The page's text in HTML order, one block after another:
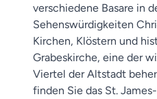
verschiedene Basare in
Sehenswürdigkeiten
Kirchen, Klöstern und
Grabeskirche, eine der
Viertel der Altstadt
finden Sie das St.